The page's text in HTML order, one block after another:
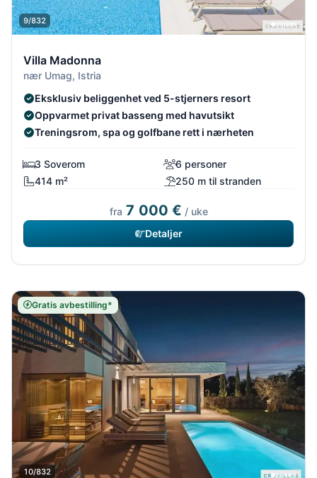
9/832
Villa Madonna
nær Umag, Istria
Eksklusiv beliggenhet ved 5-stjerners resort
Oppvarmet privat basseng med havutsikt
Treningsrom, spa og golfbane rett i nærheten
3 Soverom
6 personer
414 m²
250 m til stranden
fra 7 000 € / uke
Detaljer
Gratis avbestilling*
10/832